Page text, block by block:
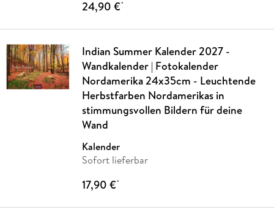
24,90 €*
Indian Summer Kalender 2027 -
Wandkalender | Fotokalender
Nordamerika 24x35cm - Leuchtende
Herbstfarben Nordamerikas in
stimmungsvollen Bildern für deine
Wand
Kalender
Sofort lieferbar
17,90 €*